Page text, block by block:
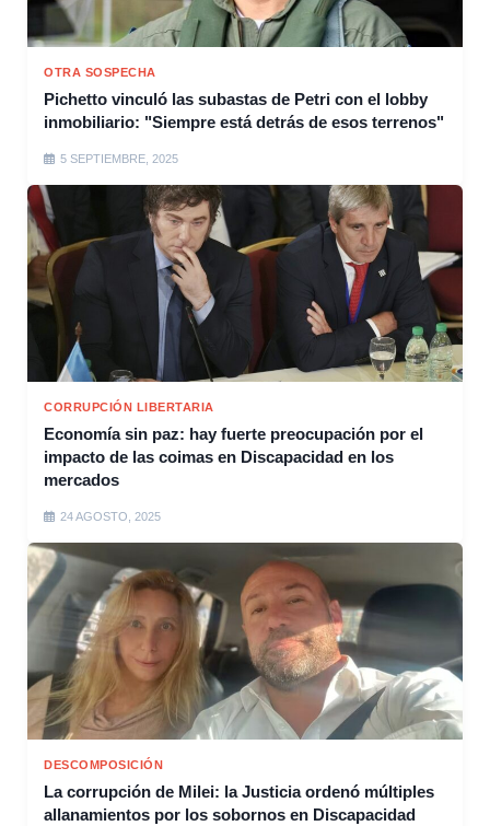
OTRA SOSPECHA
Pichetto vinculó las subastas de Petri con el lobby
inmobiliario: "Siempre está detrás de esos terrenos"
5 SEPTIEMBRE, 2025
CORRUPCIÓN LIBERTARIA
Economía sin paz: hay fuerte preocupación por el
impacto de las coimas en Discapacidad en los
mercados
24 AGOSTO, 2025
DESCOMPOSICIÓN
La corrupción de Milei: la Justicia ordenó múltiples
allanamientos por los sobornos en Discapacidad